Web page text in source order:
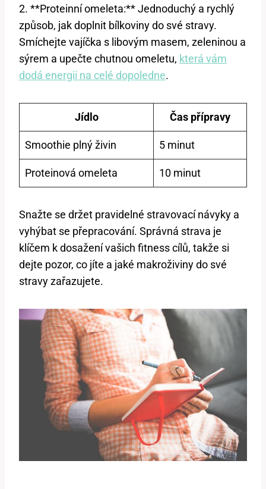
2. **Proteinní omeleta:** Jednoduchý a rychlý
způsob, jak doplnit bílkoviny do své stravy.
Smíchejte vajíčka s libovým masem, zeleninou a
sýrem a upečte chutnou omeletu, která vám
dodá energii na celé dopoledne.
Jídlo Čas přípravy
Smoothie plný živin 5 minut
Proteinová omeleta 10 minut
Snažte se držet pravidelné stravovací návyky a
vyhýbat se přepracování. Správná strava je
klíčem k dosažení vašich fitness cílů, takže si
dejte pozor, co jíte a jaké makroživiny do své
stravy zařazujete.